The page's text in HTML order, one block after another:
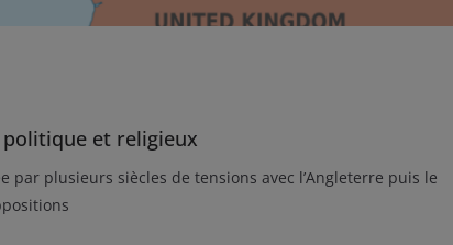
politique et religieux
par plusieurs siècles de tensions avec l’Angleterre puis le